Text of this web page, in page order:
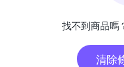
找不到商品嗎
清除